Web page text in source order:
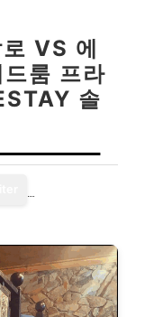
VS 에
룸 프라
솔